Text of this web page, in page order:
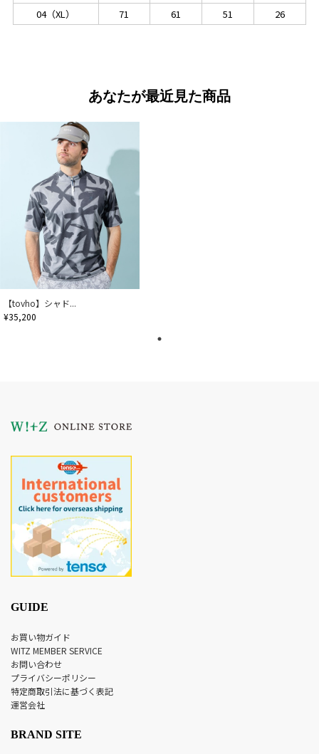
04（XL）
71 61 51 26
あなたが最近見た商品
【tovho】シャド...
¥35,200
GUIDE
お買い物ガイド
WITZ MEMBER SERVICE
お問い合わせ
プライバシーポリシー
特定商取引法に基づく表記
運営会社
BRAND SITE